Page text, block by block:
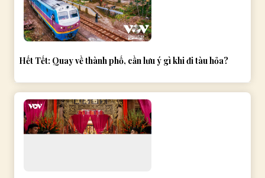
Hết Tết: Quay về thành phố, cần lưu ý gì khi đi tàu hỏa?